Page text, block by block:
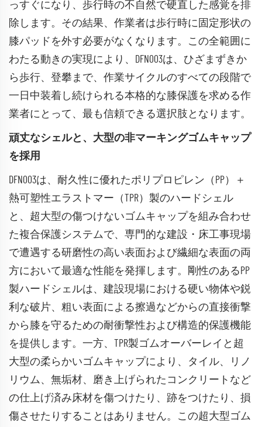
っすぐになり、歩行時の不自然で硬直した感覚を排
除します。その結果、作業者は歩行時に固定形状の
膝パッドを外す必要がなくなります。この全範囲に
わたる動きの実現により、DFN003は、ひざまずきか
ら歩行、登攀まで、作業サイクルのすべての段階で
一日中装着し続けられる本格的な膝保護を求める作
業者にとって、最も信頼できる選択肢となります。
頑丈なシェルと、大型の非マーキングゴムキャップ
を採用
DFN003は、耐久性に優れたポリプロピレン（PP）＋
熱可塑性エラストマー（TPR）製のハードシェル
と、超大型の傷つけないゴムキャップを組み合わせ
た複合保護システムで、専門的な建設・床工事現場
で遭遇する研磨性の高い表面および繊細な表面の両
方において最適な性能を発揮します。剛性のあるPP
製ハードシェルは、建設現場における硬い物体や鋭
利な破片、粗い表面による擦過などからの直接衝撃
から膝を守るための耐衝撃性および構造的保護機能
を提供します。一方、TPR製ゴムオーバーレイと超
大型の柔らかいゴムキャップにより、タイル、リノ
リウム、無垢材、磨き上げられたコンクリートなど
の仕上げ済み床材を傷つけたり、跡をつけたり、損
傷させたりすることはありません。この超大型ゴム